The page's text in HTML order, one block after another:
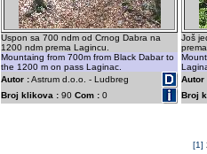
Uspon sa 700 ndm od Crnog Dabra na
1200 ndm prema Lagincu.
Mountaing from 700m from Black Dabar to
the 1200 m on pass Laginac.
Autor :Astrum d.o.o. - Ludbreg
Broj klikova : 90 Com : 0
Još
Autor
Broj
[1]